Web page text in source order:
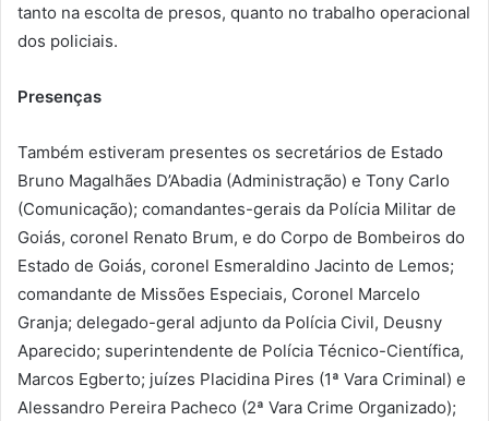
tanto na escolta de presos, quanto no trabalho operacional
dos policiais.
Presenças
Também estiveram presentes os secretários de Estado
Bruno Magalhães D’Abadia (Administração) e Tony Carlo
(Comunicação); comandantes-gerais da Polícia Militar de
Goiás, coronel Renato Brum, e do Corpo de Bombeiros do
Estado de Goiás, coronel Esmeraldino Jacinto de Lemos;
comandante de Missões Especiais, Coronel Marcelo
Granja; delegado-geral adjunto da Polícia Civil, Deusny
Aparecido; superintendente de Polícia Técnico-Científica,
Marcos Egberto; juízes Placidina Pires (1ª Vara Criminal) e
Alessandro Pereira Pacheco (2ª Vara Crime Organizado);